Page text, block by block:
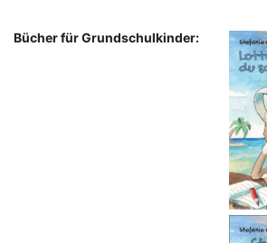
Bücher für Grundschulkinder: